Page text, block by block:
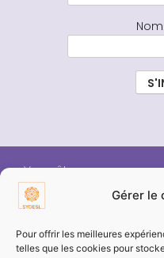
Gérer le
Pour offrir les meilleures
telles que les cookies pour
Vous êtes :